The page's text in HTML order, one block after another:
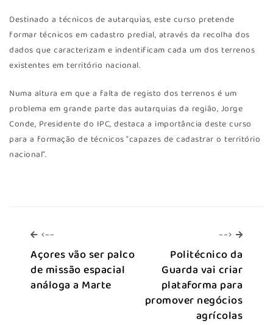
Destinado a técnicos de autarquias, este curso pretende
formar técnicos em cadastro predial, através da recolha dos
dados que caracterizam e indentificam cada um dos terrenos
existentes em território nacional.
Numa altura em que a falta de registo dos terrenos é um
problema em grande parte das autarquias da região, Jorge
Conde, Presidente do IPC, destaca a importância deste curso
para a formação de técnicos “capazes de cadastrar o território
nacional”.
<--
Açores vão ser palco
de missão espacial
análoga a Marte
--> -->
Politécnico da
Guarda vai criar
plataforma para
promover negócios
agrícolas